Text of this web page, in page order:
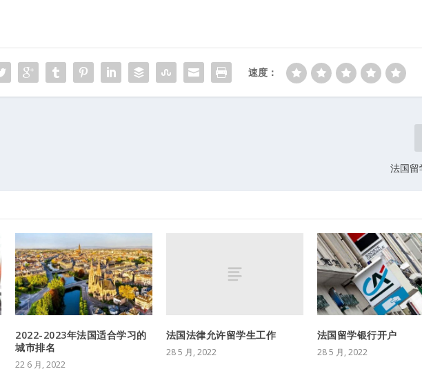
速度：
法国
2022-2023年法国适合学习的
城市排名
22 6 月, 2022
法国法律允许留学生工作
28 5 月, 2022
法国留学银行开户
28 5 月, 2022